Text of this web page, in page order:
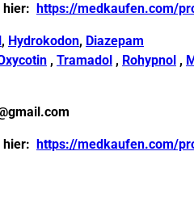
hier: https://medkaufen.com/
, Hydrokodon, Diazepam
, Tramadol , Rohypnol ,
hier: https://medkaufen.com/